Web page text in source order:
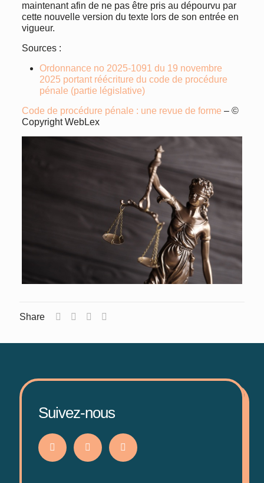
maintenant afin de ne pas être pris au dépourvu par
cette nouvelle version du texte lors de son entrée en
vigueur.
Sources :
Ordonnance no 2025-1091 du 19 novembre
2025 portant réécriture du code de procédure
pénale (partie législative)
Code de procédure pénale : une revue de forme – ©
Copyright WebLex
Share
Suivez-nous